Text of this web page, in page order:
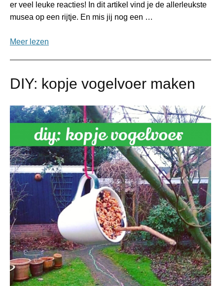
er veel leuke reacties! In dit artikel vind je de allerleukste
musea op een rijtje. En mis jij nog een …
Meer lezen
DIY: kopje vogelvoer maken